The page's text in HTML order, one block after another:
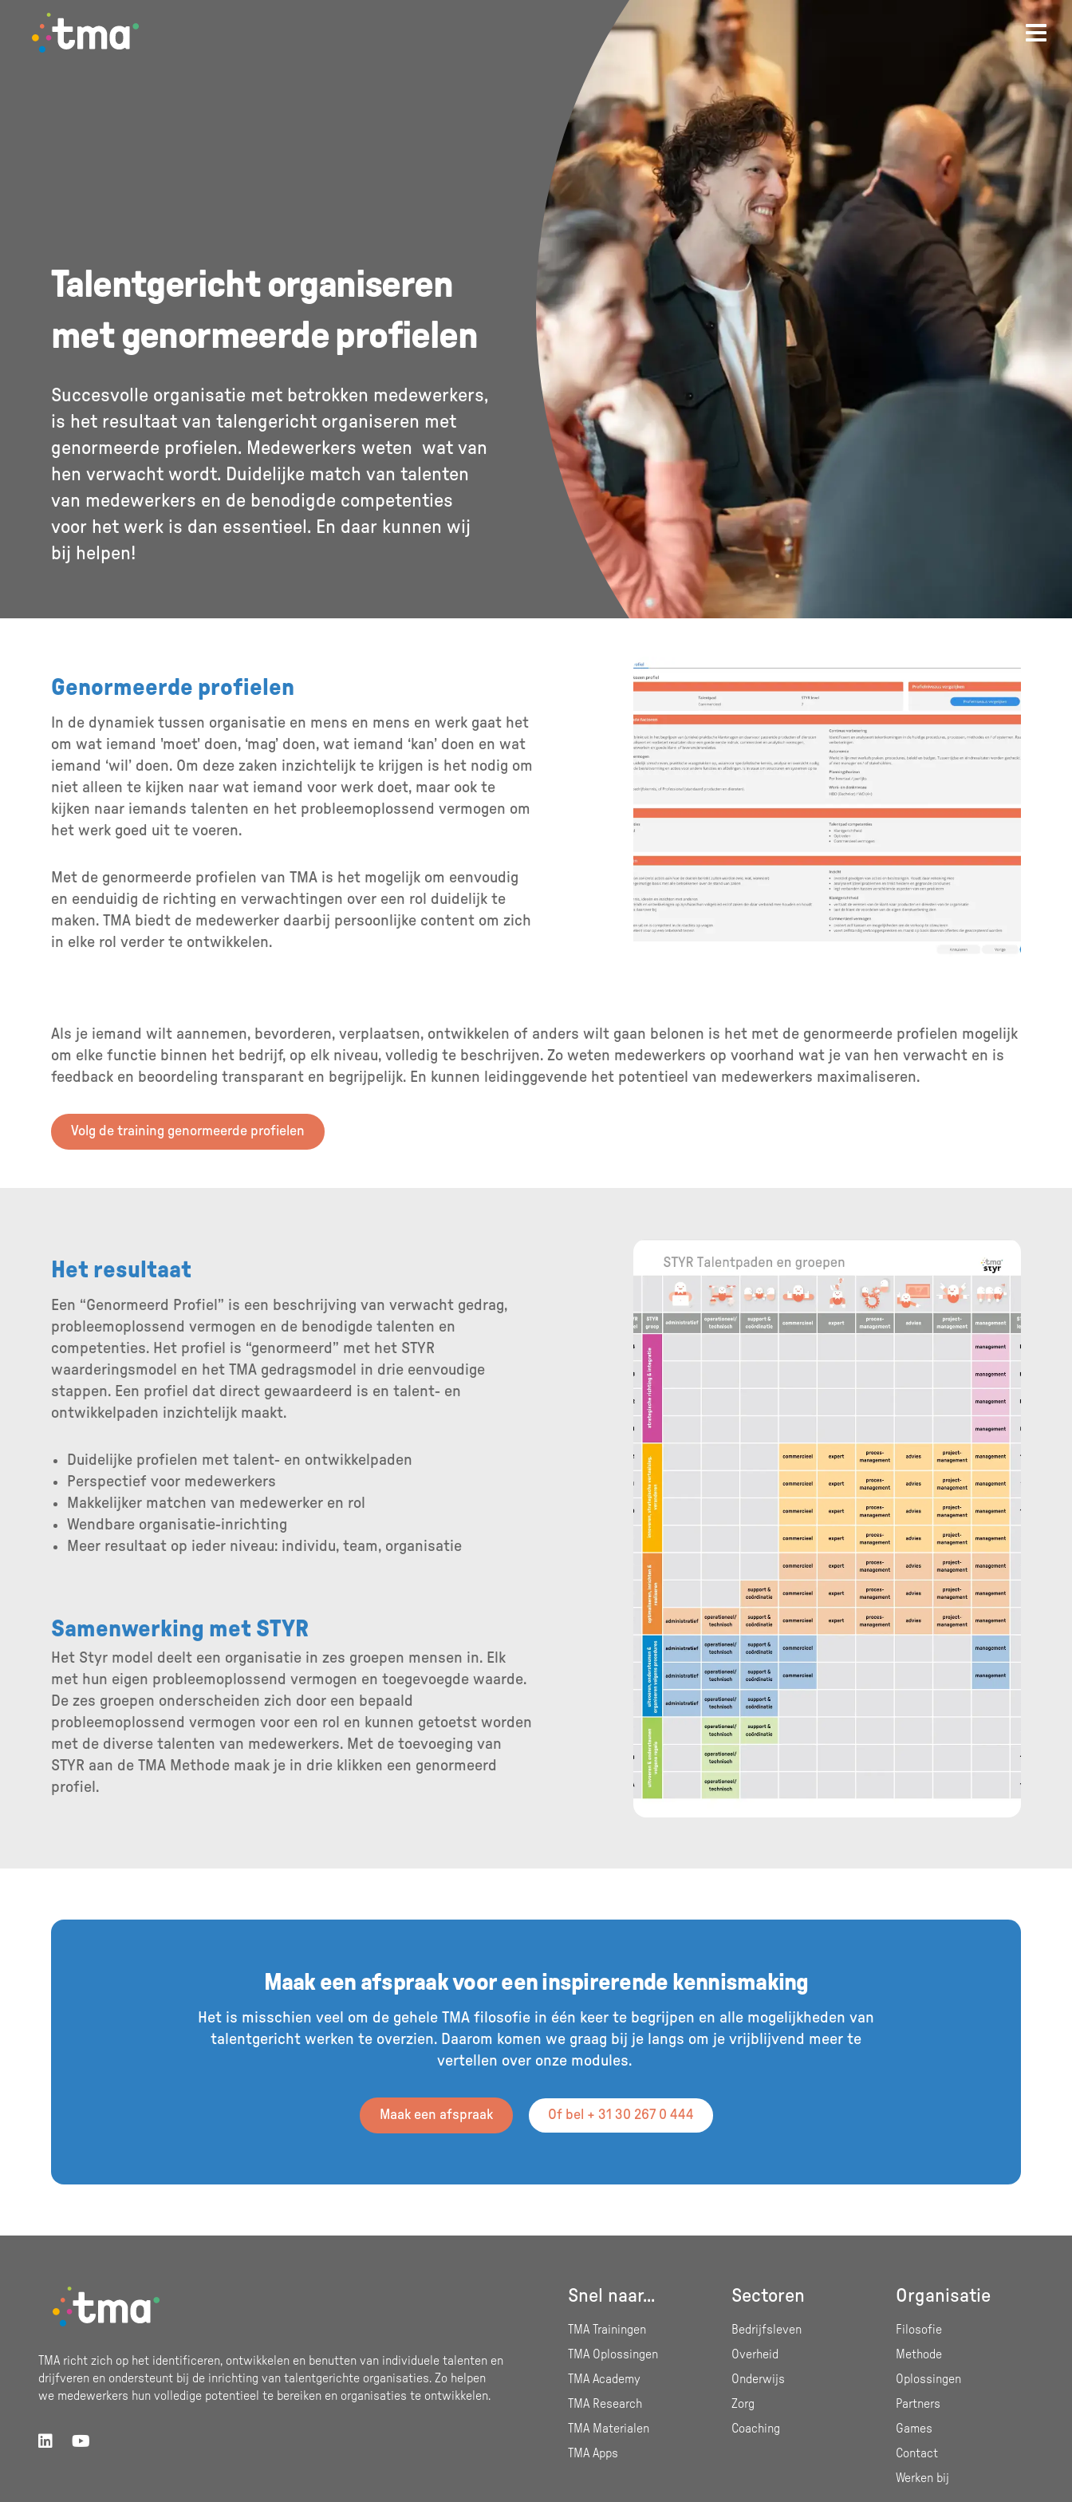
TMA - Unieke talenten vinden en (ver)binden
Talentgericht organiseren
met genormeerde profielen
Succesvolle organisatie met betrokken medewerkers,
is het resultaat van talengericht organiseren met
genormeerde profielen. Medewerkers weten wat van
hen verwacht wordt. Duidelijke match van talenten
van medewerkers en de benodigde competenties
voor het werk is dan essentieel. En daar kunnen wij
bij helpen!
Genormeerde profielen
In de dynamiek tussen organisatie en mens en mens en werk gaat het
om wat iemand 'moet' doen, ‘mag’ doen, wat iemand ‘kan’ doen en wat
iemand ‘wil’ doen. Om deze zaken inzichtelijk te krijgen is het nodig om
niet alleen te kijken naar wat iemand voor werk doet, maar ook te
kijken naar iemands talenten en het probleemoplossend vermogen om
het werk goed uit te voeren.
Met de genormeerde profielen van TMA is het mogelijk om eenvoudig
en eenduidig de richting en verwachtingen over een rol duidelijk te
maken. TMA biedt de medewerker daarbij persoonlijke content om zich
in elke rol verder te ontwikkelen.
Als je iemand wilt aannemen, bevorderen, verplaatsen, ontwikkelen of anders wilt gaan belonen is het met de genormeerde profielen mogelijk
om elke functie binnen het bedrijf, op elk niveau, volledig te beschrijven. Zo weten medewerkers op voorhand wat je van hen verwacht en is
feedback en beoordeling transparant en begrijpelijk. En kunnen leidinggevende het potentieel van medewerkers maximaliseren.
Volg de training genormeerde profielen
Het resultaat
Een “Genormeerd Profiel” is een beschrijving van verwacht gedrag,
probleemoplossend vermogen en de benodigde talenten en
competenties. Het profiel is “genormeerd” met het STYR
waarderingsmodel en het TMA gedragsmodel in drie eenvoudige
stappen. Een profiel dat direct gewaardeerd is en talent- en
ontwikkelpaden inzichtelijk maakt.
Duidelijke profielen met talent- en ontwikkelpaden
Perspectief voor medewerkers
Makkelijker matchen van medewerker en rol
Wendbare organisatie-inrichting
Meer resultaat op ieder niveau: individu, team, organisatie
Samenwerking met STYR
Het Styr model deelt een organisatie in zes groepen mensen in. Elk
met hun eigen probleemoplossend vermogen en toegevoegde waarde.
De zes groepen onderscheiden zich door een bepaald
probleemoplossend vermogen voor een rol en kunnen getoetst worden
met de diverse talenten van medewerkers. Met de toevoeging van
STYR aan de TMA Methode maak je in drie klikken een genormeerd
profiel.
Maak een afspraak voor een inspirerende kennismaking
Het is misschien veel om de gehele TMA filosofie in één keer te begrijpen en alle mogelijkheden van
talentgericht werken te overzien. Daarom komen we graag bij je langs om je vrijblijvend meer te
vertellen over onze modules.
Maak een afspraak Of bel + 31 30 267 0 444
TMA richt zich op het identificeren, ontwikkelen en benutten van individuele talenten en
drijfveren en ondersteunt bij de inrichting van talentgerichte organisaties. Zo helpen
we medewerkers hun volledige potentieel te bereiken en organisaties te ontwikkelen.
Snel naar...
TMA Trainingen
TMA Oplossingen
TMA Academy
TMA Research
TMA Materialen
TMA Apps
Sectoren
Bedrijfsleven
Overheid
Onderwijs
Zorg
Coaching
Organisatie
Filosofie
Methode
Oplossingen
Partners
Games
Contact
Werken bij